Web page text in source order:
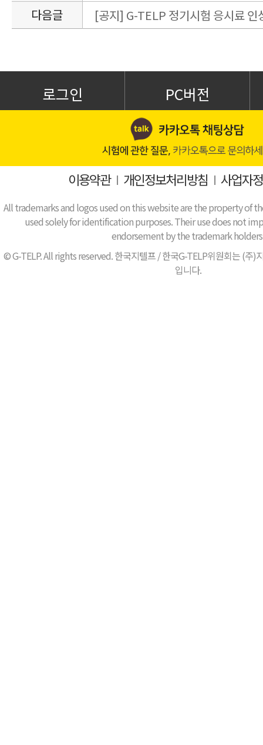
다음글
[공지] G-TELP 정기시험 응시료 인
로그인 PC버전
이용약관I 개인정보처리방침 I 사업자
All trademarks and logos used on this website are the property of
used solely for identification purposes. Their use does not
endorsement by the trademark
© G-TELP. All rights reserved. 한국지텔프 / 한국G-TELP위원회는 (주)
입니다.